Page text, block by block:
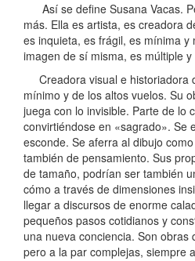
Así se define Susana Vacas.
más. Ella es artista, es creadora
es inquieta, es frágil, es mínima y
imagen de sí misma, es múltiple y
Creadora visual e historiadora
mínimo y de los altos vuelos. Su
juega con lo invisible. Parte de lo
convirtiéndose en «sagrado». Se
esconde. Se aferra al dibujo
también de pensamiento. Sus
de tamaño, podrían ser también
cómo a través de dimensiones
llegar a discursos de enorme
pequeños pasos cotidianos y
una nueva conciencia. Son
pero a la par complejas, siempre